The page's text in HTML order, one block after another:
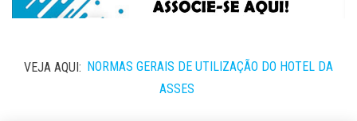
VEJA AQUI: NORMAS GERAIS DE UTILIZAÇÃO DO HOTEL DA
ASSES